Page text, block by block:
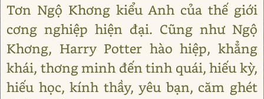
Tơn Ngộ Khơng kiểu Anh của thế giới
cơng nghiệp hiện đại. Cũng như Ngộ
Khơng, Harry Potter hào hiệp, khẳng
khái, thơng minh đến tinh quái, hiếu kỳ,
hiếu học, kính thầy, yêu bạn, căm ghét